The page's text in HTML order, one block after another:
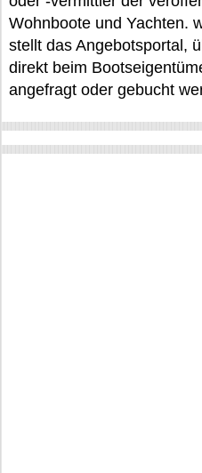
Wohnboote und Yachten.
stellt das Angebotsportal,
direkt beim
angefragt oder gebucht